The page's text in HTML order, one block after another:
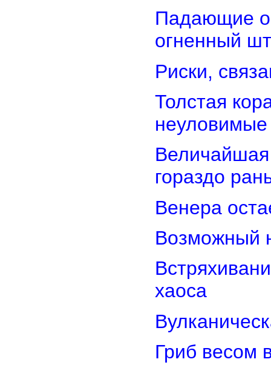
Падающие
огненный
Риски,
Толстая
Величайшая
гораздо
Венера
Возможный
хаоса
Гриб весом